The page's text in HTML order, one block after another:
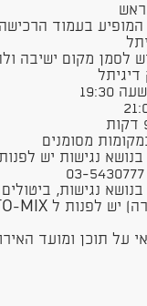
בעמוד
לסמן מקום ישיבה
מסומנים
נגישות יש
נגישות,
על תוכן ומועד